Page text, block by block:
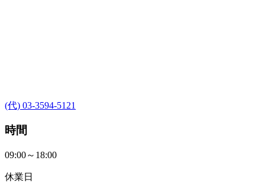
(代) 03-3594-5121
時間
09:00～18:00
休業日